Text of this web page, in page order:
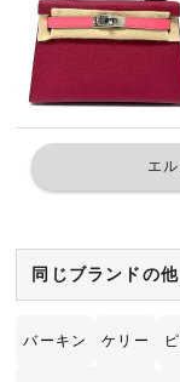
エ
同じブランドの
バーキン ケリー